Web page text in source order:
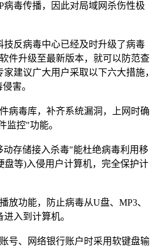
病毒传播，因此对局域网杀伤性极
反病毒中心已经及时升级了病毒
件升级至最新版本，就可以防范查
建议广大用户采取以下六大措施，
害。
毒库，补齐系统漏洞，上网时确
监控"功能。
存储接入杀毒"能杜绝病毒利用移
盘等)入侵用户计算机，完全保护计
功能，防止病毒从U盘、MP3、
入到计算机。
、网络银行账户时采用软键盘输